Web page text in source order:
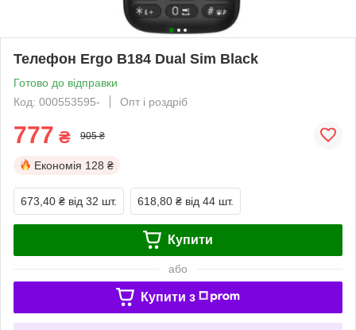
Телефон Ergo B184 Dual Sim Black
Готово до відправки
Код: 000553595-
Опт і роздріб
777 ₴ 905 ₴
Економія 128 ₴
673,40 ₴ від 32 шт. 618,80 ₴ від 44 шт.
Купити
або
Купити з